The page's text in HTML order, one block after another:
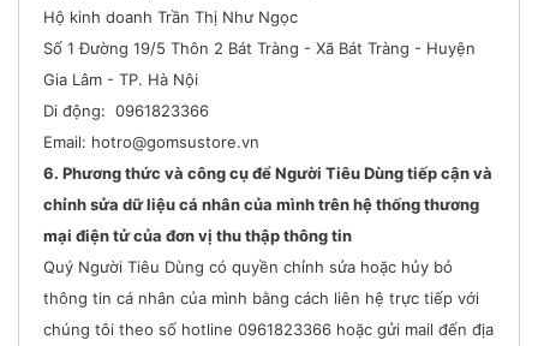
Hộ kinh doanh Trần Thị Như Ngọc
Số 1 Đường 19/5 Thôn 2 Bát Tràng - Xã Bát Tràng - Huyện
Gia Lâm - TP. Hà Nội
Di động: 0961823366
Email: hotro@gomsustore.vn
6. Phương thức và công cụ để Người Tiêu Dùng tiếp cận và
chỉnh sửa dữ liệu cá nhân của mình trên hệ thống thương
mại điện tử của đơn vị thu thập thông tin
Quý Người Tiêu Dùng có quyền chỉnh sửa hoặc hủy bỏ
thông tin cá nhân của mình bằng cách liên hệ trực tiếp với
chúng tôi theo số hotline 0961823366 hoặc gửi mail đến địa